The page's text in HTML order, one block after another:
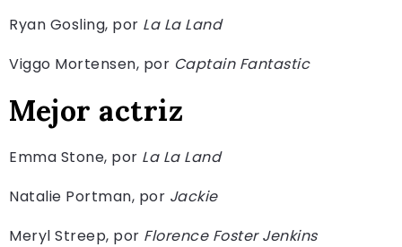
Ryan Gosling, por La La Land
Viggo Mortensen, por Captain Fantastic
Mejor actriz
Emma Stone, por La La Land
Natalie Portman, por Jackie
Meryl Streep, por Florence Foster Jenkins